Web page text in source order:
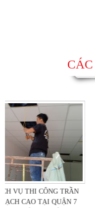
DỊCH VỤ THI CÔNG
THẠCH CAO TẠI